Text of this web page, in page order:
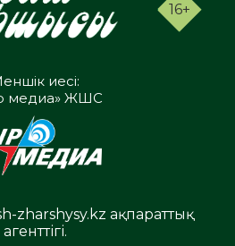
16+
иесі:
медиа» ЖШС
zharshysy.kz ақпараттық
агенттігі.